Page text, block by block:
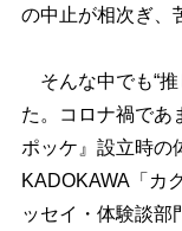
の中止が相次ぎ、
そんな中でも“推
た。コロナ禍であ
ポッケ』設立時の
KADOKAWA「カ
ッセイ・体験談部